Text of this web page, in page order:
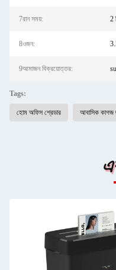
7রান সময়: 2
8ওজন:
9আমাজন বিক্রয়োত্তর:
Tags:
হোম অফিস শ্রেডার আবাসিক কাগজ